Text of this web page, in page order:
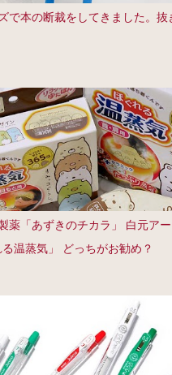
で本の断裁をしてきました。抜
薬「あずきのチカラ」 白元ア
温蒸気」 どっちがお勧め？